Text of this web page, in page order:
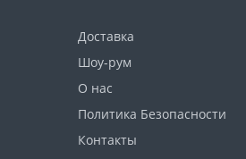
Доставка
Шоу-рум
О нас
Политика Безопасности
Контакты